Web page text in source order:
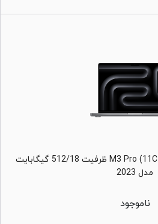
مک بوک پرو 14 اینچ M3 Pro (11C-14C) ظرفیت 512/18 گیگابایت
مدل 2023
ناموجود